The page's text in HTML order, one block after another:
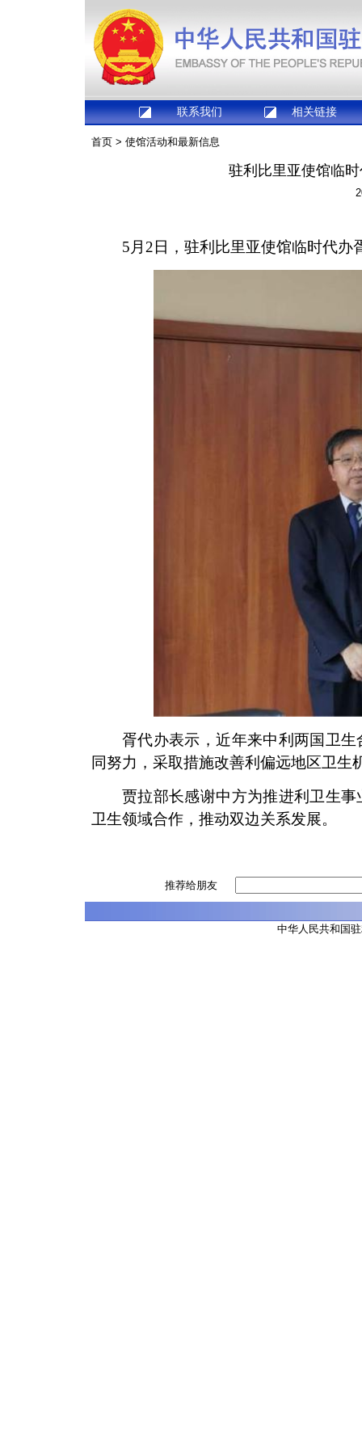
联系我们 相关链接
首页 > 使馆活动和最新信息
驻利比里亚使馆临
5月2日，驻利比里亚使馆临时代办
胥代办表示，近年来中利两国卫
同努力，采取措施改善利偏远地区卫
贾拉部长感谢中方为推进利卫生
卫生领域合作，推动双边关系发展。
推荐给朋友
中华人民共和国